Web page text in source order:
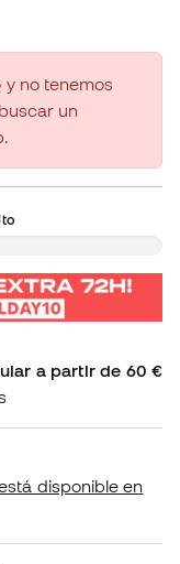
no tenemos
un
a partir de 60 €
disponible en